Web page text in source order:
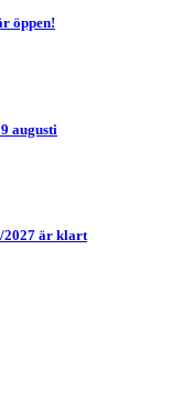
öppen!
augusti
2027 är klart